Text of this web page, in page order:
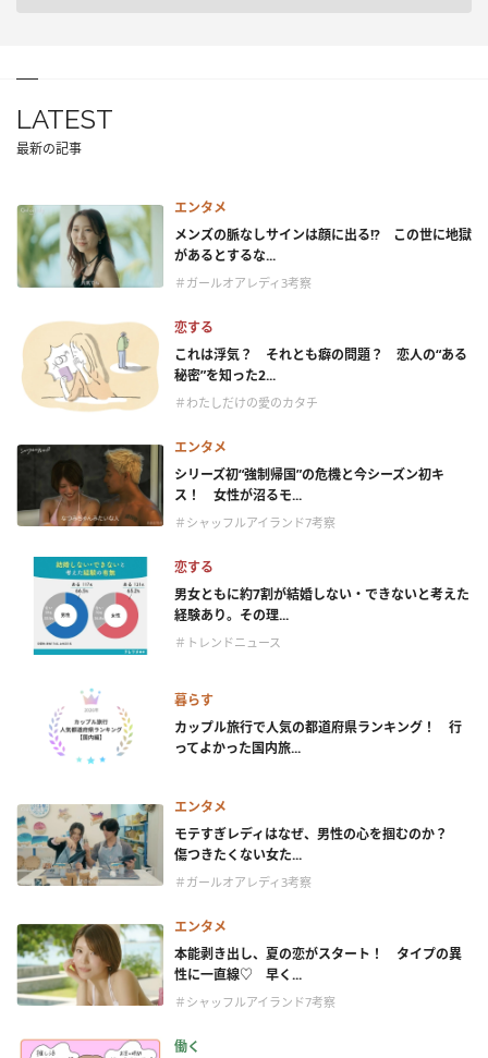
LATEST
最新の記事
エンタメ
メンズの脈なしサインは顔に出る!? この世に地獄
があるとするな...
＃ガールオアレディ3考察
恋する
これは浮気？ それとも癖の問題？ 恋人の“ある
秘密”を知った2...
＃わたしだけの愛のカタチ
エンタメ
シリーズ初“強制帰国”の危機と今シーズン初キ
ス！ 女性が沼るモ...
＃シャッフルアイランド7考察
恋する
男女ともに約7割が結婚しない・できないと考えた
経験あり。その理...
＃トレンドニュース
暮らす
カップル旅行で人気の都道府県ランキング！ 行
ってよかった国内旅...
エンタメ
モテすぎレディはなぜ、男性の心を掴むのか？
傷つきたくない女た...
＃ガールオアレディ3考察
エンタメ
本能剥き出し、夏の恋がスタート！ タイプの異
性に一直線♡ 早く...
＃シャッフルアイランド7考察
働く